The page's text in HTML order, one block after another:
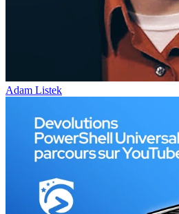
Adam Listek